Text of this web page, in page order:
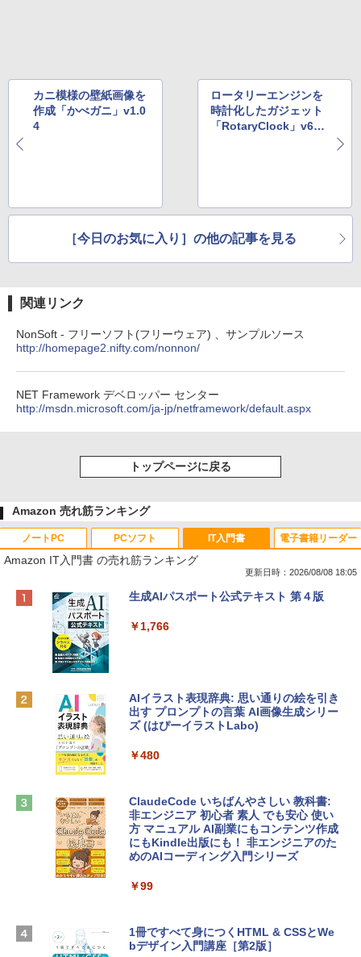
カニ模様の壁紙画像を
作成「かべガニ」v1.0
4
ロータリーエンジンを
時計化したガジェット
「RotaryClock」v6.1.
［今日のお気に入り］の他の記事を見る
関連リンク
NonSoft - フリーソフト(フリーウェア) 、サンプルソース
http://homepage2.nifty.com/nonnon/
NET Framework デベロッパー センター
http://msdn.microsoft.com/ja-jp/netframework/default.aspx
トップページに戻る
Amazon 売れ筋ランキング
ノートPC
Apple 2026 MacBook Neo A18 Proチッ
e Intelligenceのために設計、Liquid Ret
￥131,111
ンケース Dell NEC Lavie ASUS HP dyna
￥2,952
Apple 2026 MacBook Air M5チップ搭載
13インチノートブック：AIとApple Intell
スプレイ、16GBユニファイドメモリ、1
D - ミッドナイト
PCソフト
Robloxギフトカード - 800 Robux 【限
インゲームコード】 ロブロックス | オン
Robloxギフトカード - 1000 Robux 【限
定バーチャルアイテムを含む】 【オンラ
ラインコード版
Microsoft Office Home & Business 202
4(最新 永続版)|オンラインコード版|Wind
ows11、10/mac対応|PC2台
￥39,582
Robloxギフトカード - 2,000 Robux 【限
定バーチャルアイテムを含む】 【オンラ
IT入門書
Amazon IT入門書 の売れ筋ランキング
更新日時：2026/08/08 18:05
生成AIパスポート公式テキスト 第４版
￥1,766
AIイラスト表現辞典: 思い通りの絵を引き
出す プロンプトの言葉 AI画像生成シリー
ズ (はぴーイラストLabo)
￥480
ClaudeCode いちばんやさしい 教科書:
非エンジニア 初心者 素人 でも安心 使い
方 マニュアル AI副業にもコンテンツ作成
にもKindle出版にも！ 非エンジニアのた
めのAIコーディング入門シリーズ
￥99
1冊ですべて身につくHTML & CSSとWe
bデザイン入門講座［第2版］
電子書籍リーダー